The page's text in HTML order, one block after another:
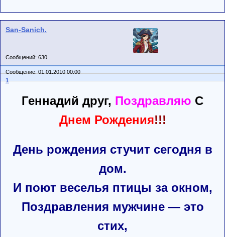
San-Sanich.
Сообщений: 630
Сообщение: 01.01.2010 00:00
1
Геннадий друг, Поздравляю С
Днем Рождения!!!
День рождения стучит сегодня в
дом.
И поют веселья птицы за окном,
Поздравления мужчине — это
стих,